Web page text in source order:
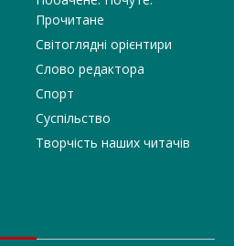
Прочитане
Світоглядні орієнтири
Слово редактора
Спорт
Суспільство
Творчість наших читачів